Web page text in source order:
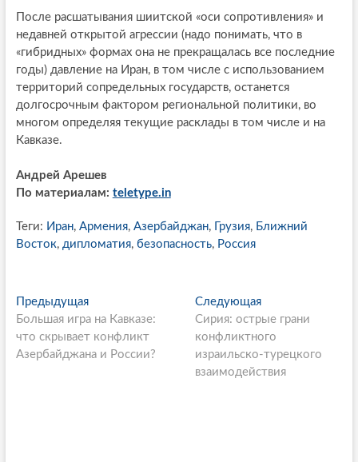
После расшатывания шиитской «оси сопротивления» и
недавней открытой агрессии (надо понимать, что в
«гибридных» формах она не прекращалась все последние
годы) давление на Иран, в том числе с использованием
территорий сопредельных государств, останется
долгосрочным фактором региональной политики, во
многом определяя текущие расклады в том числе и на
Кавказе.
Андрей Арешев
По материалам: teletype.in
Теги: Иран, Армения, Азербайджан, Грузия, Ближний
Восток, дипломатия, безопасность, Россия
P
o
s
ПредыдущаяП
р
е
д
Большая игра на Кавказе:
что скрывает конфликт
Азербайджана и России?
Следующая
л
е
д
у
Сирия: острые грани
конфликтного
израильско-турецкого
взаимодействия